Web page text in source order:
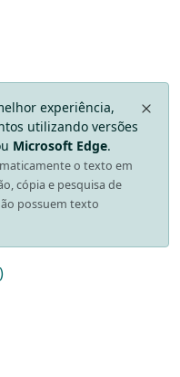
experiência,
utilizando versões
Microsoft Edge.
o texto em
cópia e pesquisa de
possuem texto